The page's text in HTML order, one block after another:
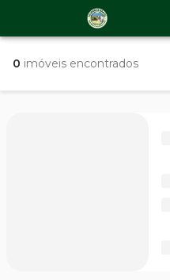
0 imóveis encontrados